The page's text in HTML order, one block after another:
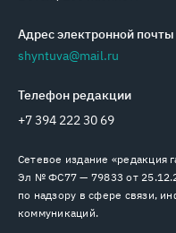
Адрес электронной
shyntuva@mail.ru
Телефон редакции
+7 394 222 30 69
Сетевое издание «редакция
Эл № ФС77 — 79833 от
по надзору в сфере связи,
коммуникаций.